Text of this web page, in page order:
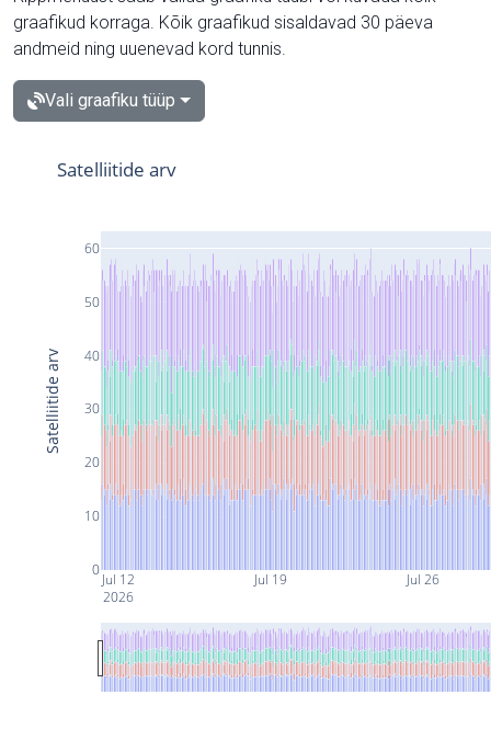
graafikud korraga. Kõik graafikud sisaldavad 30 päeva
andmeid ning uuenevad kord tunnis.
Vali graafiku tüüp
Jul 12
2026
Jul 19 Jul 26
0
10
20
30
40
50
60
Satelliitide arv
Satelliitide arv